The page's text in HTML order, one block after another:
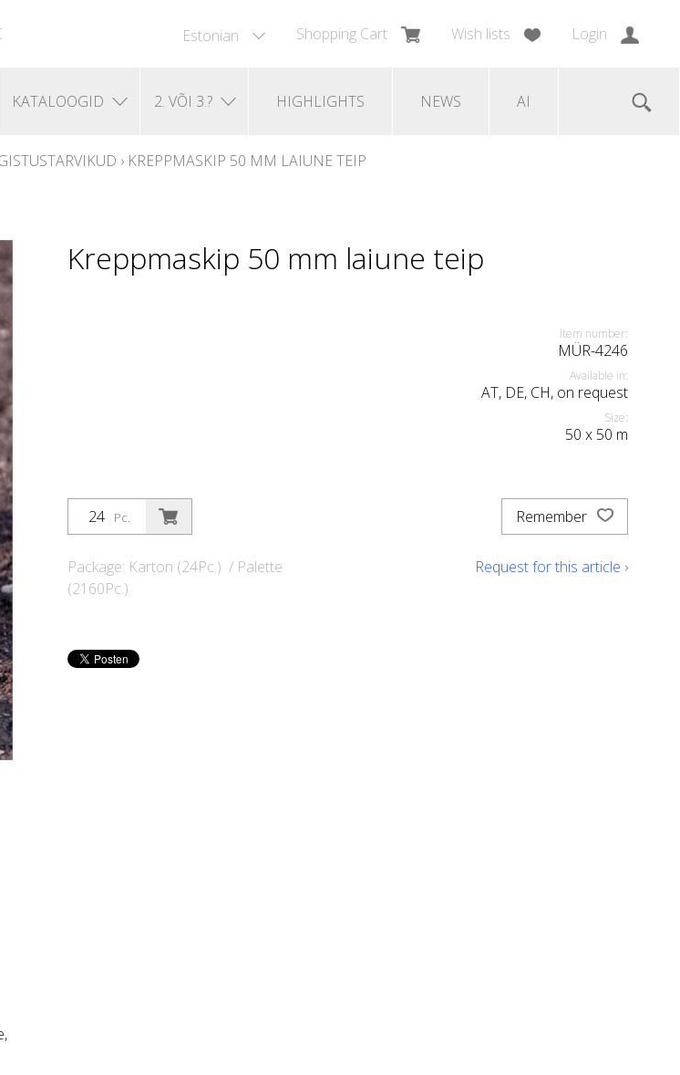
Estonian Shopping Cart Wish lists Login
KATALOOGID 2. VÕI 3.? HIGHLIGHTS NEWS AI
› KREPPMASKIP 50 MM LAIUNE TEIP
Kreppmaskip 50 mm laiune teip
Item number:
MÜR-4246
Available in:
AT, DE, CH, on request
Size:
50 x 50 m
Pc.
Package: Karton (24Pc.) / Palette
(2160Pc.)
Remember
Request for this article ›